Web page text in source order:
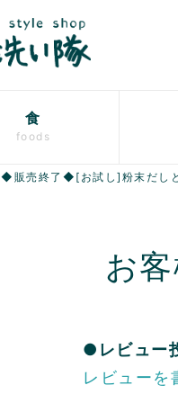
食
foods
◆販売終了◆[お試し]粉末だし
お
●レビュー
レビュー